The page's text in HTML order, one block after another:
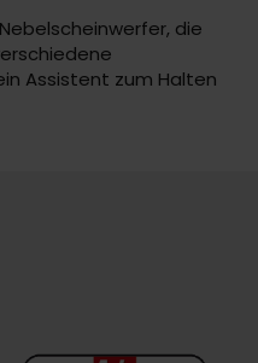
die
Assistent zum Halten